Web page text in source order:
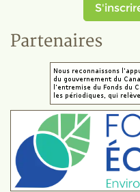
Partenaires